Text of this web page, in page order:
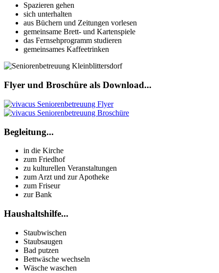
Spazieren gehen
sich unterhalten
aus Büchern und Zeitungen vorlesen
gemeinsame Brett- und Kartenspiele
das Fernsehprogramm studieren
gemeinsames Kaffeetrinken
Flyer und Broschüre als Download...
Begleitung...
in die Kirche
zum Friedhof
zu kulturellen Veranstaltungen
zum Arzt und zur Apotheke
zum Friseur
zur Bank
Haushaltshilfe...
Staubwischen
Staubsaugen
Bad putzen
Bettwäsche wechseln
Wäsche waschen